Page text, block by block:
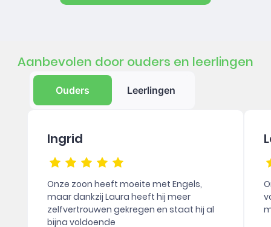
Aanbevolen door ouders en leerlingen
Ouders Leerlingen
Ingrid
Onze zoon heeft moeite met Engels,
maar dankzij Laura heeft hij meer
zelfvertrouwen gekregen en staat hij al
bijna voldoende